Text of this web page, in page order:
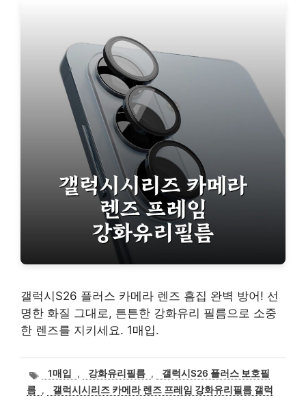
갤럭시S26 플러스 카메라 렌즈 흠집 완벽 방어! 선
명한 화질 그대로, 튼튼한 강화유리 필름으로 소중
한 렌즈를 지키세요. 1매입.
태1매입 , 강화유리필름 ,
갤럭시S26 플러스 보호필
름 ,
갤럭시시리즈 카메라 렌즈 프레임 강화유리필름 갤럭